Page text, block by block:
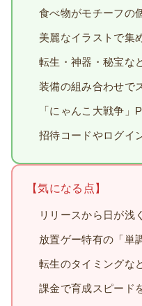
食べ物がモチーフの
美麗なイラストで集
転生・神器・秘宝な
装備の組み合わせで
「にゃんこ大戦争
招待コードやログイ
【気になる点】
リリースから日が浅
放置ゲー特有の「単
転生のタイミングな
課金で育成スピード